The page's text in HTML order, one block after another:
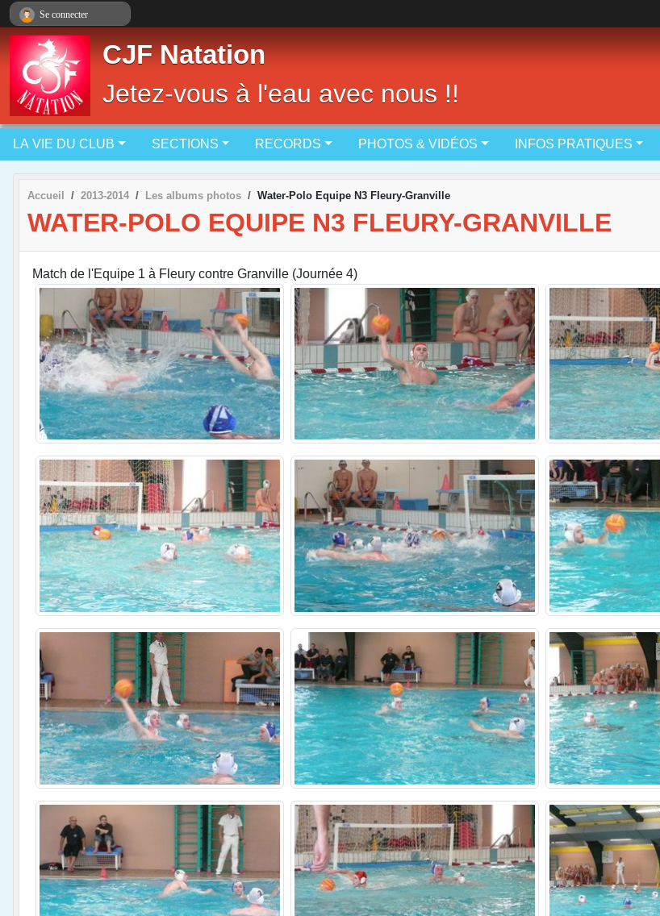
CJF Natation
Jetez-vous à l'eau avec nous !!
LA VIE DU CLUB SECTIONS RECORDS PHOTOS & VIDÉOS INFOS PRATIQUES
Accueil 2013-2014 Les albums photos Water-Polo Equipe N3 Fleury-Granville
WATER-POLO EQUIPE N3 FLEURY-GRANVILLE
Match de l'Equipe 1 à Fleury contre Granville (Journée 4)
Se connecter
Panneau de gestion des cookies